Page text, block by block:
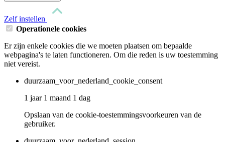
Zelf instellen
Operationele cookies
Er zijn enkele cookies die we moeten plaatsen om bepaalde
webpagina's te laten functioneren. Om die reden is uw toestemming
niet vereist.
duurzaam_voor_nederland_cookie_consent
1 jaar 1 maand 1 dag
Opslaan van de cookie-toestemmingsvoorkeuren van de
gebruiker.